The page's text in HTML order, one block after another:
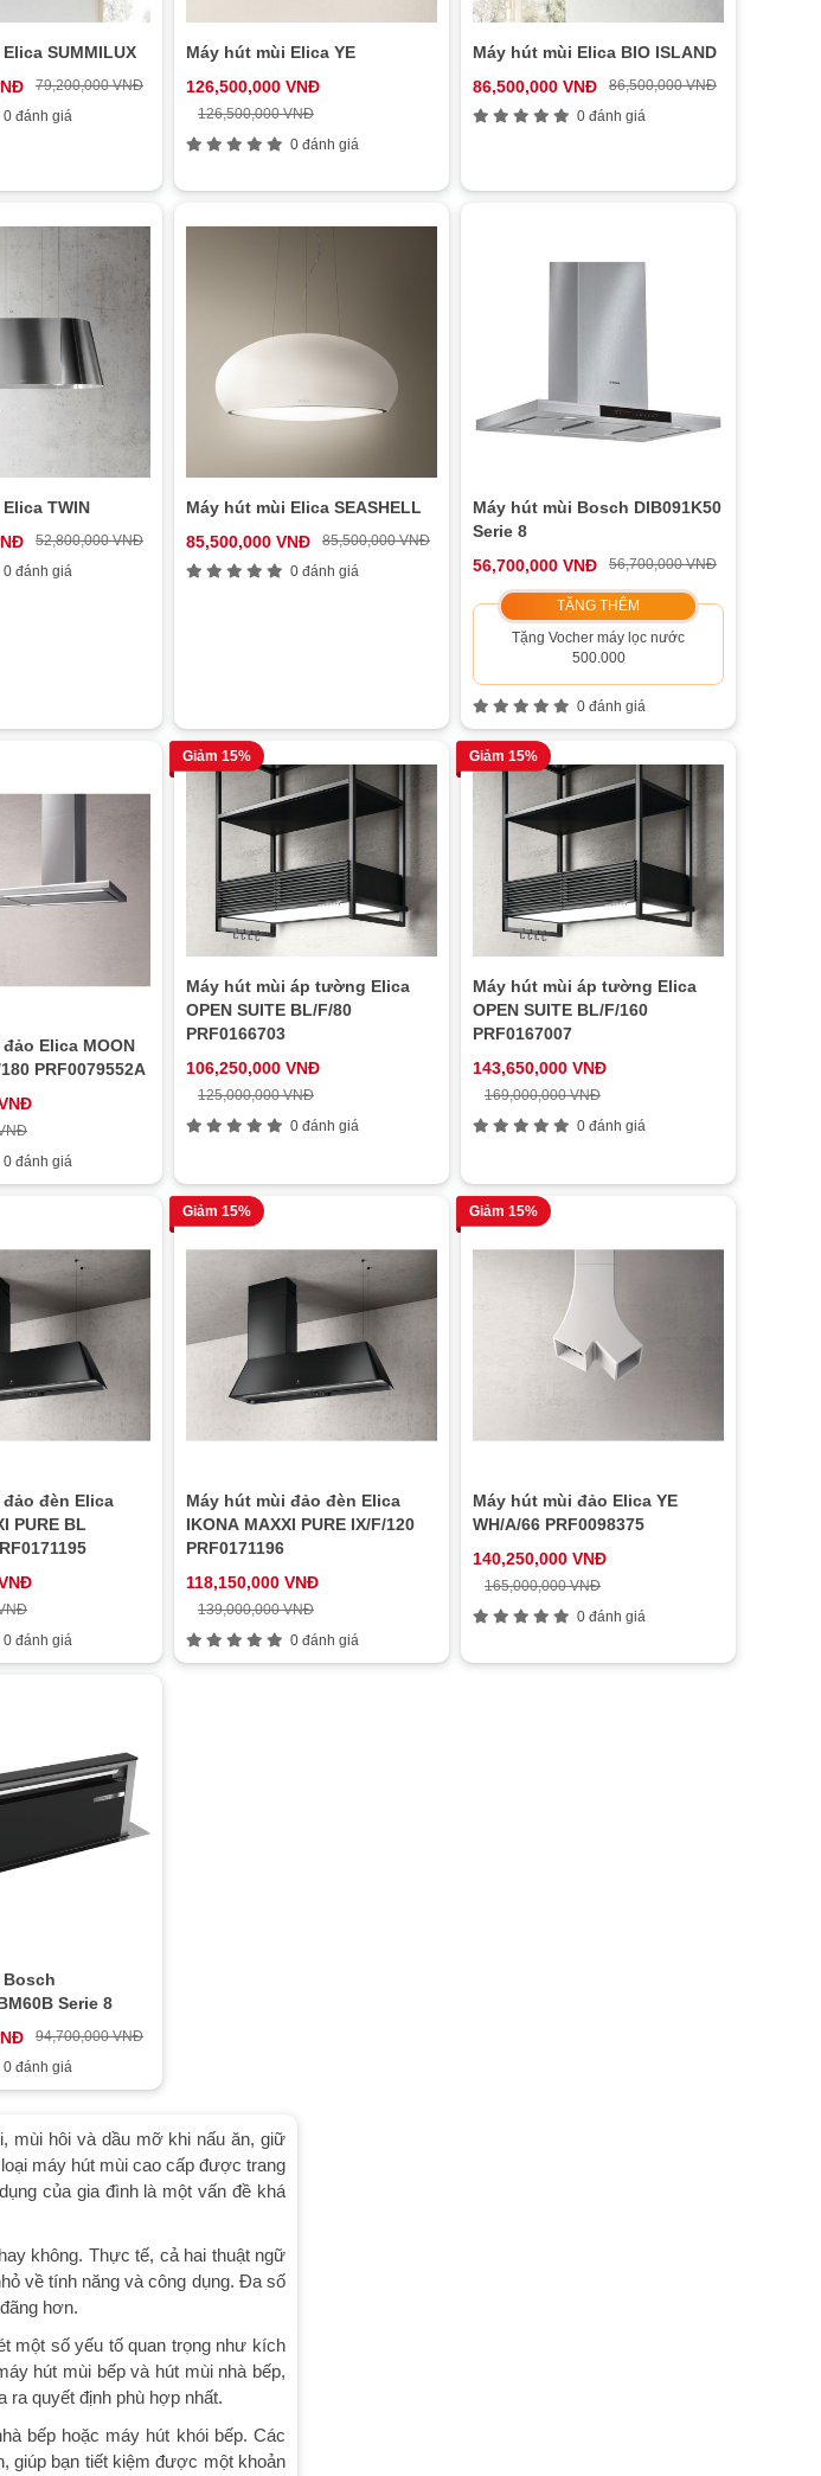
SUMMILUX
79,200,000 VNĐ
0 đánh giá
Máy hút mùi Elica YE
126,500,000 VNĐ
126,500,000 VNĐ
0 đánh giá
Máy hút mùi Elica BIO ISLAND
86,500,000 VNĐ
86,500,000 VNĐ
0 đánh giá
TWIN
52,800,000 VNĐ
0 đánh giá
Máy hút mùi Elica SEASHELL
85,500,000 VNĐ
85,500,000 VNĐ
0 đánh giá
Máy hút mùi Bosch DIB091K50
Serie 8
56,700,000 VNĐ
56,700,000 VNĐ
TẶNG THÊM
Tặng Vocher máy lọc nước
500.000
0 đánh giá
Elica MOON
PRF0079552A
0 đánh giá
Giảm 15%
Máy hút mùi áp tường Elica
OPEN SUITE BL/F/80
PRF0166703
106,250,000 VNĐ
125,000,000 VNĐ
0 đánh giá
Giảm 15%
Máy hút mùi áp tường Elica
OPEN SUITE BL/F/160
PRF0167007
143,650,000 VNĐ
169,000,000 VNĐ
0 đánh giá
đèn Elica
PURE BL
0 đánh giá
Giảm 15%
Máy hút mùi đảo đèn Elica
IKONA MAXXI PURE IX/F/120
PRF0171196
118,150,000 VNĐ
139,000,000 VNĐ
0 đánh giá
Giảm 15%
Máy hút mùi đảo Elica YE
WH/A/66 PRF0098375
140,250,000 VNĐ
165,000,000 VNĐ
0 đánh giá
Bosch
Serie 8
94,700,000 VNĐ
0 đánh giá
mùi hôi và dầu mỡ khi nấu ăn, giữ
máy hút mùi cao cấp được trang
của gia đình là một vấn đề khá
không. Thực tế, cả hai thuật ngữ
về tính năng và công dụng. Đa số
hơn.
một số yếu tố quan trọng như kích
hút mùi bếp và hút mùi nhà bếp,
ra quyết định phù hợp nhất.
bếp hoặc máy hút khói bếp. Các
giúp bạn tiết kiệm được một khoản